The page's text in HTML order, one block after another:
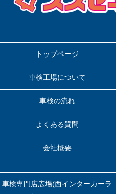
トップページ
車検工場について
車検の流れ
よくある質問
会社概要
車検専門店広場(西インターカーラ